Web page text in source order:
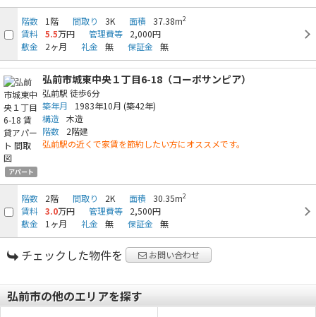
階数 1階 間取り 3K 面積 37.38m2
賃料 5.5万円 管理費等
2,000円
敷金
2ヶ月 礼金 無 保証金 無
アパート
弘前市城東中央１丁目6-18（コーポサンピア）
弘前駅 徒歩6分
築年月
1983年10月 (築42年)
構造 木造
階数
2階建
弘前駅の近くで家賃を節約したい方にオススメです。
階数 2階 間取り 2K 面積 30.35m2
賃料 3.0万円 管理費等
2,500円
敷金
1ヶ月 礼金 無 保証金 無
チェックした物件を お問い合わせ
弘前市の他のエリアを探す